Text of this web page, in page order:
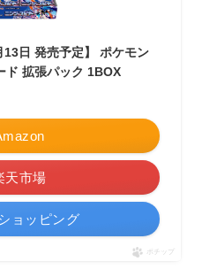
13日 発売予定】 ポケモン
ド 拡張パック 1BOX
天市場
ョッピング
ポチップ